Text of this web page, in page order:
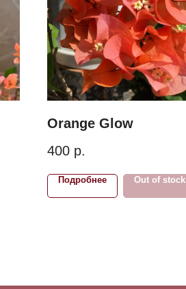
Orange Glow
400 р.
Подробнее Out of stock